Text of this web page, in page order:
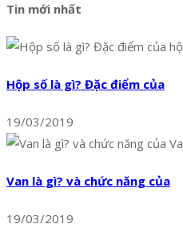
Tin mới nhất
Hộp số là gì? Đặc điểm của
19/03/2019
Van là gì? và chức năng của
19/03/2019